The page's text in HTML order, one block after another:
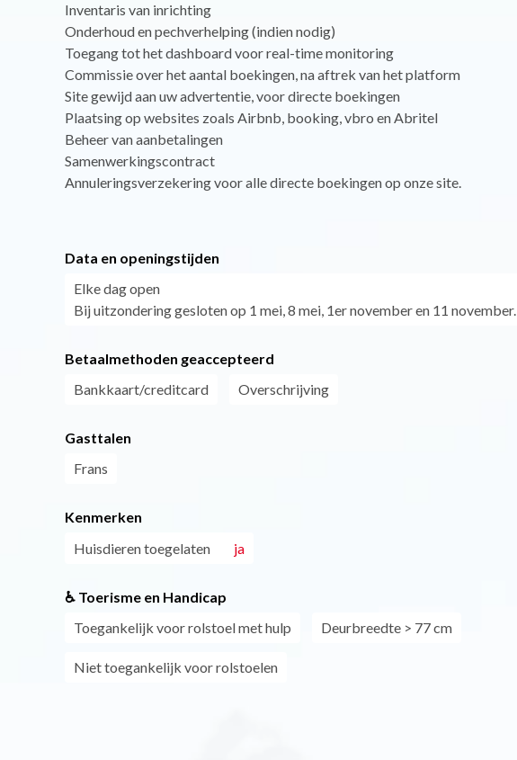
Inventaris van inrichting
Onderhoud en pechverhelping (indien nodig)
Toegang tot het dashboard voor real-time monitoring
Commissie over het aantal boekingen, na aftrek van het platform
Site gewijd aan uw advertentie, voor directe boekingen
Plaatsing op websites zoals Airbnb, booking, vbro en Abritel
Beheer van aanbetalingen
Samenwerkingscontract
Annuleringsverzekering voor alle directe boekingen op onze site.
Data en openingstijden
Elke dag open
Bij uitzondering gesloten op 1 mei, 8 mei, 1er november en 11 november.
Betaalmethoden geaccepteerd
Bankkaart/creditcard
Overschrijving
Gasttalen
Frans
Kenmerken
Huisdieren toegelaten
ja
♿ Toerisme en Handicap
Toegankelijk voor rolstoel met hulp
Deurbreedte > 77 cm
Niet toegankelijk voor rolstoelen